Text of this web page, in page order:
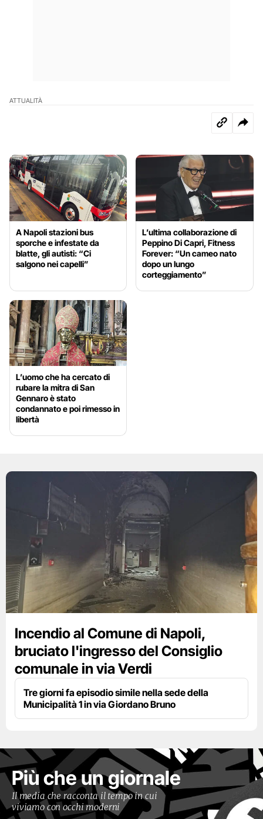
ATTUALITÀ
A Napoli stazioni bus
sporche e infestate da
blatte, gli autisti: “Ci
salgono nei capelli”
L’ultima collaborazione di
Peppino Di Capri, Fitness
Forever: “Un cameo nato
dopo un lungo
corteggiamento”
L’uomo che ha cercato di
rubare la mitra di San
Gennaro è stato
condannato e poi rimesso in
libertà
Incendio al Comune di Napoli,
bruciato l'ingresso del Consiglio
comunale in via Verdi
Tre giorni fa episodio simile nella sede della
Municipalità 1 in via Giordano Bruno
Più che un giornale
Il media che racconta il tempo in cui
viviamo con occhi moderni